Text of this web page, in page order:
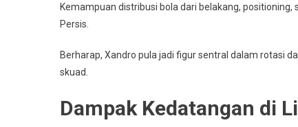
Kemampuan distribusi bola dari belakang,
Persis.
Berharap, Xandro pula jadi figur sentral dalam rotasi
skuad.
Dampak Kedatangan di